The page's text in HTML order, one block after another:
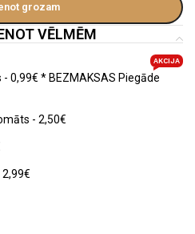
grozam
VĒLMĒM
0,99€ * BEZMAKSAS Piegāde
AKCIJA
- 2,50€